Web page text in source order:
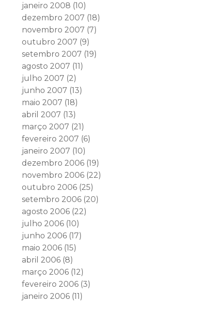
janeiro 2008 (10)
dezembro 2007 (18)
novembro 2007 (7)
outubro 2007 (9)
setembro 2007 (19)
agosto 2007 (11)
julho 2007 (2)
junho 2007 (13)
maio 2007 (18)
abril 2007 (13)
março 2007 (21)
fevereiro 2007 (6)
janeiro 2007 (10)
dezembro 2006(19)
novembro 2006(22)
outubro 2006(25)
setembro 2006(20)
agosto 2006(22)
julho 2006(10)
junho 2006(17)
maio 2006(15)
abril 2006(8)
março 2006(12)
fevereiro 2006(3)
janeiro 2006(11)